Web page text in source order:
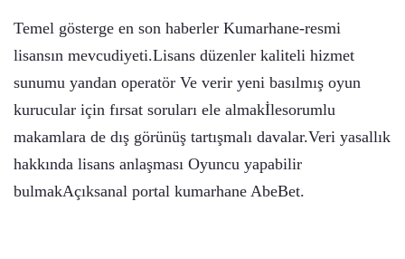
Temel gösterge en son haberler Kumarhane-resmi
lisansın mevcudiyeti.Lisans düzenler kaliteli hizmet
sunumu yandan operatör Ve verir yeni basılmış oyun
kurucular için fırsat soruları ele almakİlesorumlu
makamlara de dış görünüş tartışmalı davalar.Veri yasallık
hakkında lisans anlaşması Oyuncu yapabilir
bulmakAçıksanal portal kumarhane AbeBet.